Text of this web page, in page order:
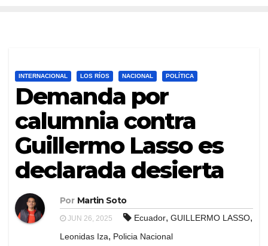
INTERNACIONAL LOS RÍOS NACIONAL POLÍTICA
Demanda por
calumnia contra
Guillermo Lasso es
declarada desierta
Por Martin Soto
JUN 26, 2025 Ecuador, GUILLERMO LASSO,
Leonidas Iza, Policia Nacional